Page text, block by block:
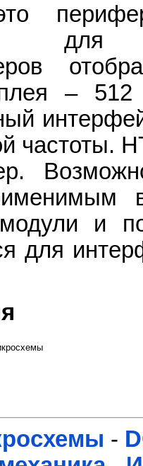
для
–
частоты.
и
для
-